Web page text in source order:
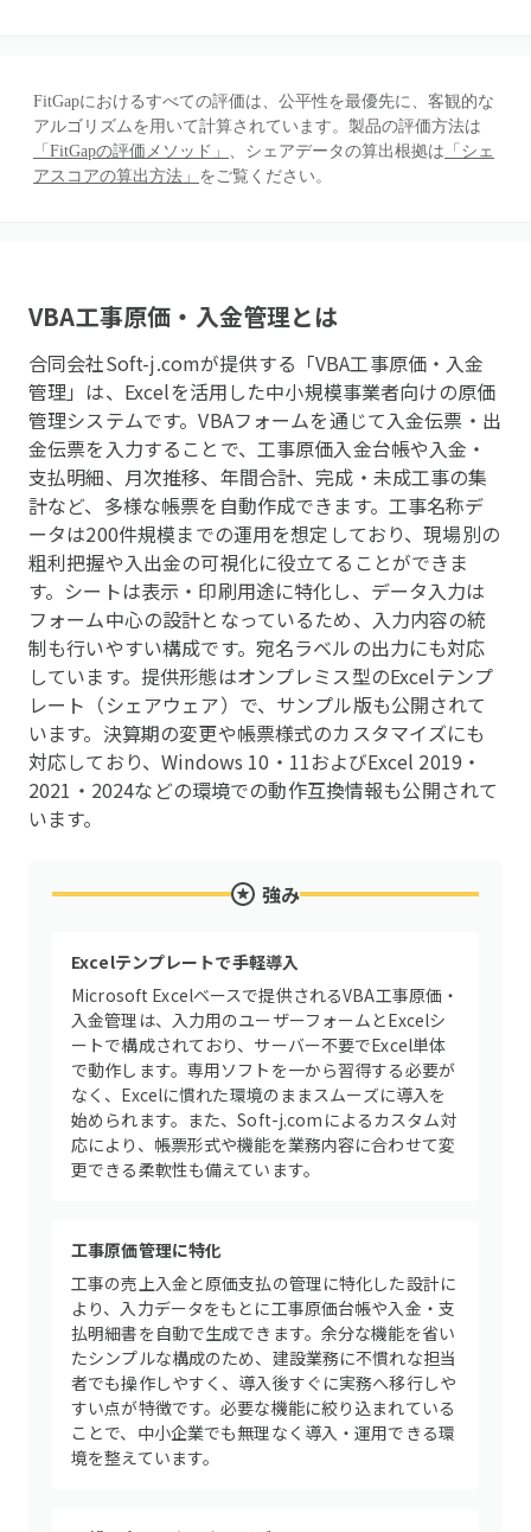
FitGapにおけるすべての評価は、公平性を最優先に、客観的な
アルゴリズムを用いて計算されています。製品の評価方法は
「FitGapの評価メソッド」 、シェアデータの算出根拠は 「シェ
アスコアの算出方法」 をご覧ください。
VBA工事原価・入金管理とは
合同会社Soft-j.comが提供する「VBA工事原価・入金
管理」は、Excelを活用した中小規模事業者向けの原価
管理システムです。VBAフォームを通じて入金伝票・出
金伝票を入力することで、工事原価入金台帳や入金・
支払明細、月次推移、年間合計、完成・未成工事の集
計など、多様な帳票を自動作成できます。工事名称デ
ータは200件規模までの運用を想定しており、現場別の
粗利把握や入出金の可視化に役立てることができま
す。シートは表示・印刷用途に特化し、データ入力は
フォーム中心の設計となっているため、入力内容の統
制も行いやすい構成です。宛名ラベルの出力にも対応
しています。提供形態はオンプレミス型のExcelテンプ
レート（シェアウェア）で、サンプル版も公開されて
います。決算期の変更や帳票様式のカスタマイズにも
対応しており、Windows 10・11およびExcel 2019・
2021・2024などの環境での動作互換情報も公開されて
います。
強み
Excelテンプレートで手軽導入
Microsoft Excelベースで提供されるVBA工事原価・
入金管理は、入力用のユーザーフォームとExcelシ
ートで構成されており、サーバー不要でExcel単体
で動作します。専用ソフトを一から習得する必要が
なく、Excelに慣れた環境のままスムーズに導入を
始められます。また、Soft-j.comによるカスタム対
応により、帳票形式や機能を業務内容に合わせて変
更できる柔軟性も備えています。
工事原価管理に特化
工事の売上入金と原価支払の管理に特化した設計に
より、入力データをもとに工事原価台帳や入金・支
払明細書を自動で生成できます。余分な機能を省い
たシンプルな構成のため、建設業務に不慣れな担当
者でも操作しやすく、導入後すぐに実務へ移行しや
すい点が特徴です。必要な機能に絞り込まれている
ことで、中小企業でも無理なく導入・運用できる環
境を整えています。